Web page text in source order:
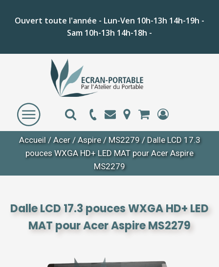
Ouvert toute l'année - Lun-Ven 10h-13h 14h-19h -
Sam 10h-13h 14h-18h -
Accueil/ Acer/ Aspire/ MS2279/ Dalle LCD 17.3
pouces WXGA HD+ LED MAT pour Acer Aspire
MS2279
Dalle LCD 17.3 pouces WXGA HD+ LED
MAT pour Acer Aspire MS2279